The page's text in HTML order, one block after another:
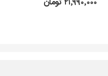
۲۱٬۹۹۰٬۰۰۰ تومان